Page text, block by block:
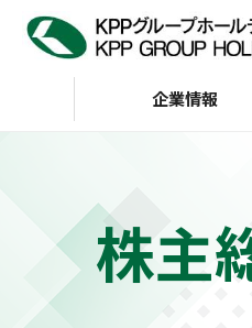
株主
企業情報
トップメッセージ
企業情報
IR情報
経営方針
サステナ
サステナビリティ